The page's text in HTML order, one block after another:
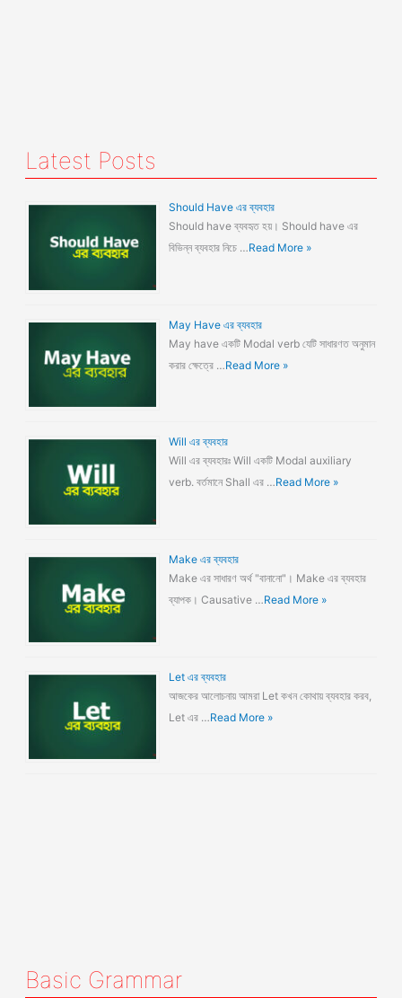
Latest Posts
Should Have এর ব্যবহার
Should have ব্যবহৃত হয়। Should have এর
বিভিন্ন ব্যবহার নিচে …Read More »
May Have এর ব্যবহার
May have একটি Modal verb যেটি সাধারণত অনুমান
করার ক্ষেত্রে …Read More »
Will এর ব্যবহার
Will এর ব্যবহারঃ Will একটি Modal auxiliary
verb. বর্তমানে Shall এর …Read More »
Make এর ব্যবহার
Make এর সাধারণ অর্থ "বানানো"। Make এর ব্যবহার
ব্যাপক। Causative …Read More »
Let এর ব্যবহার
আজকের আলোচনায় আমরা Let কখন কোথায় ব্যবহার করব,
Let এর …Read More »
Basic Grammar